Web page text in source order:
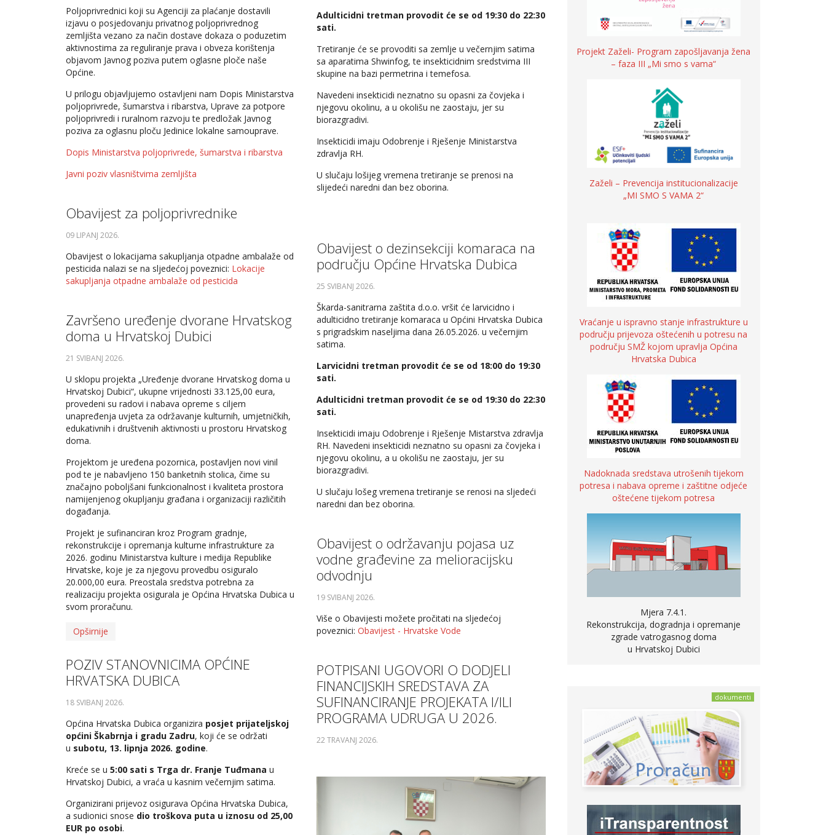
Poljoprivrednici koji su Agenciji za plaćanje dostavili
izjavu o posjedovanju privatnog poljoprivrednog
zemljišta vezano za način dostave dokaza o poduzetim
aktivnostima za reguliranje prava i obveza korištenja
objavom Javnog poziva putem oglasne ploče naše
Općine.
U prilogu objavljujemo ostavljeni nam Dopis Ministarstva
poljoprivrede, šumarstva i ribarstva, Uprave za potpore
poljoprivredi i ruralnom razvoju te predložak Javnog
poziva za oglasnu ploču Jedinice lokalne samouprave.
Dopis Ministarstva poljoprivrede, šumarstva i ribarstva
Javni poziv vlasništvima zemljišta
Obavijest za poljoprivrednike
09 LIPANJ 2026.
Obavijest o lokacijama sakupljanja otpadne ambalaže od
pesticida nalazi se na sljedećoj poveznici: Lokacije
sakupljanja otpadne ambalaže od pesticida
Završeno uređenje dvorane Hrvatskog
doma u Hrvatskoj Dubici
21 SVIBANJ 2026.
U sklopu projekta „Uređenje dvorane Hrvatskog doma u
Hrvatskoj Dubici“, ukupne vrijednosti 33.125,00 eura,
provedeni su radovi i nabava opreme s ciljem
unapređenja uvjeta za održavanje kulturnih, umjetničkih,
edukativnih i društvenih aktivnosti u prostoru Hrvatskog
doma.
Projektom je uređena pozornica, postavljen novi vinil
pod te je nabavljeno 150 banketnih stolica, čime su
značajno poboljšani funkcionalnost i kvaliteta prostora
namijenjenog okupljanju građana i organizaciji različitih
događanja.
Projekt je sufinanciran kroz Program gradnje,
rekonstrukcije i opremanja kulturne infrastrukture za
2026. godinu Ministarstva kulture i medija Republike
Hrvatske, koje je za njegovu provedbu osiguralo
20.000,00 eura. Preostala sredstva potrebna za
realizaciju projekta osigurala je Općina Hrvatska Dubica u
svom proračunu.
Opširnije
POZIV STANOVNICIMA OPĆINE
HRVATSKA DUBICA
18 SVIBANJ 2026.
Općina Hrvatska Dubica organizira posjet prijateljskoj
općini Škabrnja i gradu Zadru, koji će se održati
u subotu, 13. lipnja 2026. godine.
Kreće se u 5:00 sati s Trga dr. Franje Tuđmana u
Hrvatskoj Dubici, a vraća u kasnim večernjim satima.
Organizirani prijevoz osigurava Općina Hrvatska Dubica,
a sudionici snose dio troškova puta u iznosu od 25,00
EUR po osobi.
Adulticidni tretman provodit će se od 19:30 do 22:30
sati.
Tretiranje će se provoditi sa zemlje u večernjim satima
sa aparatima Shwinfog, te insekticidnim sredstvima III
skupine na bazi permetrina i temefosa.
Navedeni insekticidi neznatno su opasni za čovjeka i
njegovu okolinu, a u okolišu ne zaostaju, jer su
biorazgradivi.
Insekticidi imaju Odobrenje i Rješenje Ministarstva
zdravlja RH.
U slučaju lošijeg vremena tretiranje se prenosi na
slijedeći naredni dan bez oborina.
Obavijest o dezinsekciji komaraca na
području Općine Hrvatska Dubica
25 SVIBANJ 2026.
Škarda-sanitrarna zaštita d.o.o. vršit će larvicidno i
adulticidno tretiranje komaraca u Općini Hrvatska Dubica
s prigradskim naseljima dana 26.05.2026. u večernjim
satima.
Larvicidni tretman provodit će se od 18:00 do 19:30
sati.
Adulticidni tretman provodit će se od 19:30 do 22:30
sati.
Insekticidi imaju Odobrenje i Rješenje Mistarstva zdravlja
RH. Navedeni insekticidi neznatno su opasni za čovjeka i
njegovu okolinu, a u okolišu ne zaostaju, jer su
biorazgradivi.
U slučaju lošeg vremena tretiranje se renosi na sljedeći
naredni dan bez oborina.
Obavijest o održavanju pojasa uz
vodne građevine za melioracijsku
odvodnju
19 SVIBANJ 2026.
Više o Obavijesti možete pročitati na sljedećoj
poveznici: Obavijest - Hrvatske Vode
POTPISANI UGOVORI O DODJELI
FINANCIJSKIH SREDSTAVA ZA
SUFINANCIRANJE PROJEKATA I/ILI
PROGRAMA UDRUGA U 2026.
22 TRAVANJ 2026.
Projekt Zaželi- Program zapošljavanja žena
– faza III „Mi smo s vama“
Zaželi – Prevencija institucionalizacije
„MI SMO S VAMA 2“
Vraćanje u ispravno stanje infrastrukture u
području prijevoza oštećenih u potresu na
području SMŽ kojom upravlja Općina
Hrvatska Dubica
Nadoknada sredstava utrošenih tijekom
potresa i nabava opreme i zaštitne odjeće
oštećene tijekom potresa
Mjera 7.4.1.
Rekonstrukcija, dogradnja i opremanje
zgrade vatrogasnog doma
u Hrvatskoj Dubici
dokumenti